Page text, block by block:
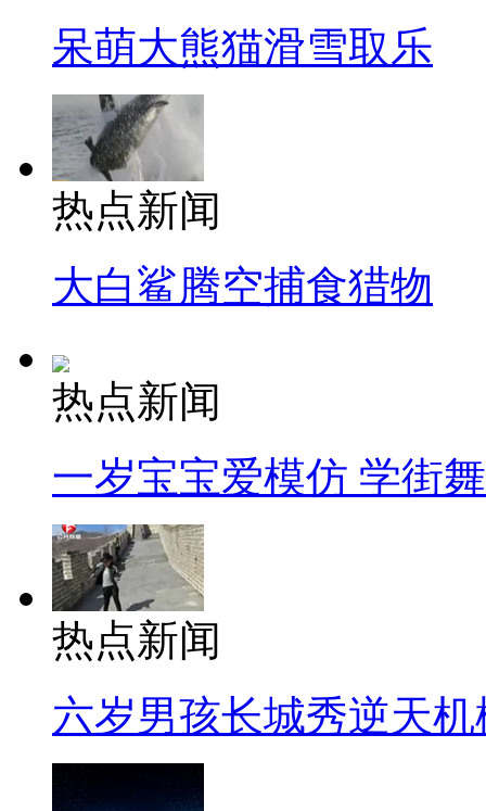
呆萌大熊猫滑雪取乐
热点新闻
大白鲨腾空捕食猎物
热点新闻
一岁宝宝爱模仿 学街
热点新闻
六岁男孩长城秀逆天机